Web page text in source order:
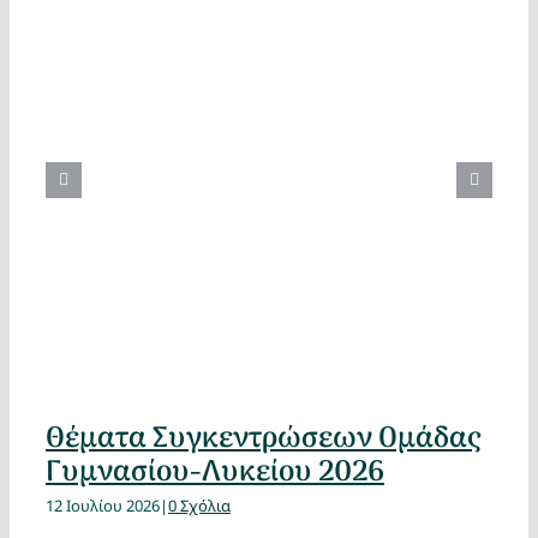
Θέματα Συγκεντρώσεων Ομάδας
Γυμνασίου-Λυκείου 2026
12 Ιουλίου 2026|0 Σχόλια